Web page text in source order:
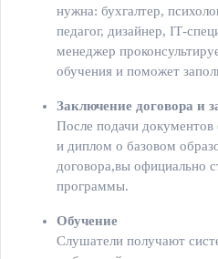
нужна: бухгалтер,
педагог, дизайнер,
менеджер
обучения и поможет
Заключение договора и
После подачи
и диплом о базовом
договора,вы официально
программы.
Обучение
Слушатели получают